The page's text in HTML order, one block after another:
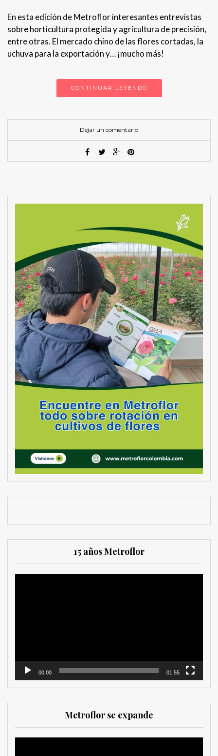
En esta edición de Metroflor interesantes entrevistas
sobre horticultura protegida y agricultura de precisión,
entre otras. El mercado chino de las flores cortadas, la
uchuva para la exportación y… ¡mucho más!
CONTINUAR LEYENDO
Dejar un comentario
15 años Metroflor
00:00 01:55
Metroflor se expande
MetroChat